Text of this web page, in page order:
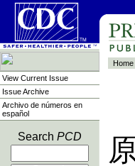
View Current Issue
Issue Archive
Archivo de números en
español
Search PCD
Home